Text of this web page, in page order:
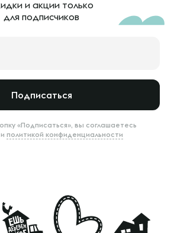
и акции только
для подписчиков
Подписаться
«Подписаться», вы соглашаетесь
и политикой конфиденциальности